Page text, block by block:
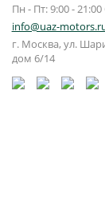
Пн - Пт: 9:00 -
info@uaz-
г. Москва, ул.
дом 6/14